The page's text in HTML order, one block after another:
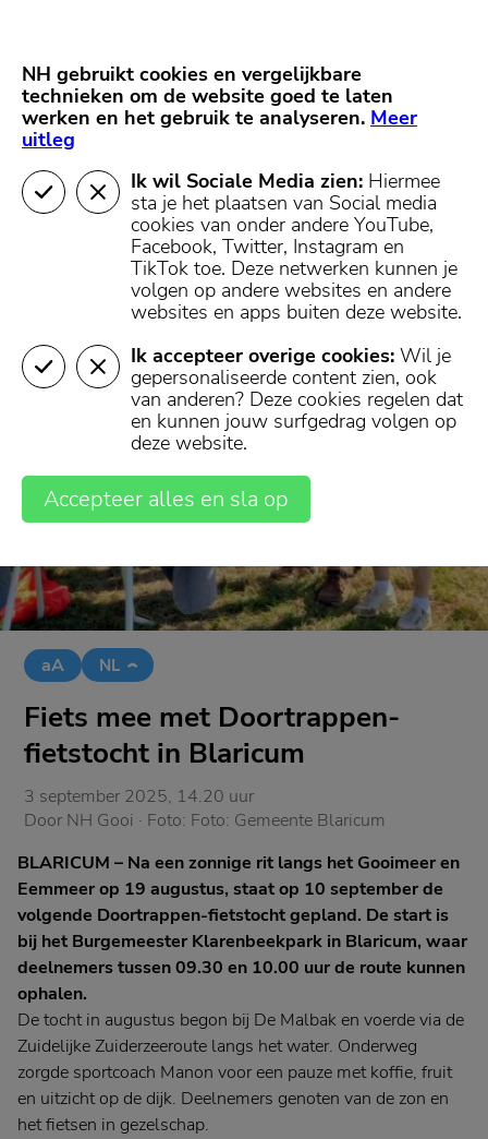
Mijn regio
aA NL
Fiets mee met Doortrappen-
fietstocht in Blaricum
3 september 2025, 14.20 uur
Door NH Gooi · Foto: Foto: Gemeente Blaricum
BLARICUM – Na een zonnige rit langs het Gooimeer en
Eemmeer op 19 augustus, staat op 10 september de
volgende Doortrappen-fietstocht gepland. De start is
bij het Burgemeester Klarenbeekpark in Blaricum, waar
deelnemers tussen 09.30 en 10.00 uur de route kunnen
ophalen.
De tocht in augustus begon bij De Malbak en voerde via de
Zuidelijke Zuiderzeeroute langs het water. Onderweg
zorgde sportcoach Manon voor een pauze met koffie, fruit
en uitzicht op de dijk. Deelnemers genoten van de zon en
het fietsen in gezelschap.
NH gebruikt cookies en vergelijkbare
technieken om de website goed te laten
werken en het gebruik te analyseren. Meer
uitleg
Ik wil Sociale Media zien: Hiermee
sta je het plaatsen van Social media
cookies van onder andere YouTube,
Facebook, Twitter, Instagram en
TikTok toe. Deze netwerken kunnen je
volgen op andere websites en andere
websites en apps buiten deze website.
Ik accepteer overige cookies: Wil je
gepersonaliseerde content zien, ook
van anderen? Deze cookies regelen dat
en kunnen jouw surfgedrag volgen op
deze website.
Accepteer alles en sla op